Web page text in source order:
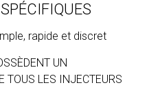
rapide et discret
UN
TOUS LES INJECTEURS